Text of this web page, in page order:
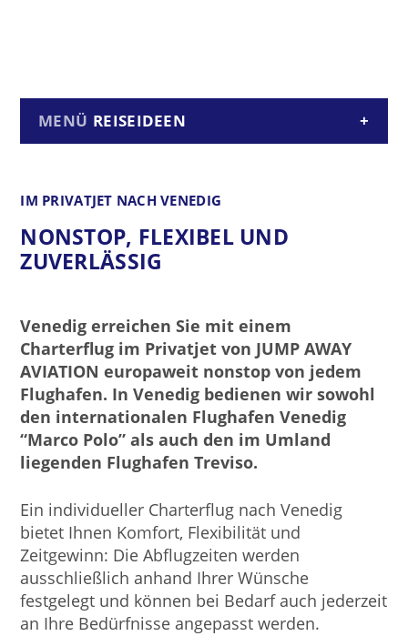
REISEIDEEN
IM PRIVATJET NACH VENEDIG
NONSTOP, FLEXIBEL UND
ZUVERLÄSSIG
Venedig erreichen Sie mit einem
Charterflug im Privatjet von JUMP AWAY
AVIATION europaweit nonstop von jedem
Flughafen. In Venedig bedienen wir sowohl
den internationalen Flughafen Venedig
“Marco Polo” als auch den im Umland
liegenden Flughafen Treviso.
Ein individueller Charterflug nach Venedig
bietet Ihnen Komfort, Flexibilität und
Zeitgewinn: Die Abflugzeiten werden
ausschließlich anhand Ihrer Wünsche
festgelegt und können bei Bedarf auch jederzeit
an Ihre Bedürfnisse angepasst werden.